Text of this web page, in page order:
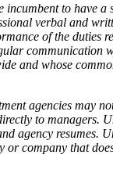
incumbent to have a
verbal and
of the duties
communication
and whose
agencies may
to managers.
agency resumes.
or company that